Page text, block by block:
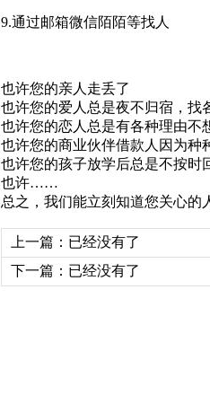
9.通过邮箱微信陌陌等找人
也许您的亲人走丢了
也许您的爱人总是夜不归宿，找
也许您的恋人总是有各种理由不
也许您的商业伙伴借款人因为种
也许您的孩子放学后总是不按时
也许……
总之，我们能立刻知道您关心的
上一篇：已经没有了
下一篇：已经没有了